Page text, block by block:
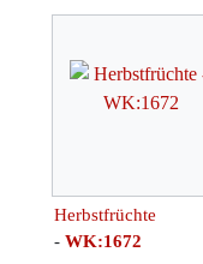
Herbstfrüchte
- WK:1672